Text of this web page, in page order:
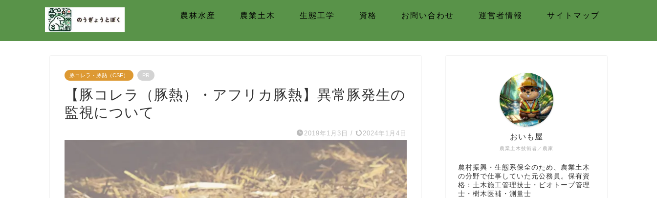
農林水産 農業土木 生態工学 資格 お問い合わせ 運営者情報 サイトマップ
豚コレラ・豚熱（CSF） PR
【豚コレラ（豚熱）・アフリカ豚熱】異常豚発生の
監視について
2019年1月3日 / 2024年1月4日
農業土木技術者／農家
おいも屋
農村振興・生態系保全のため、農業土木
の分野で仕事していた元公務員。保有資
格：土木施工管理技士・ビオトープ管理
士・樹木医補・測量士